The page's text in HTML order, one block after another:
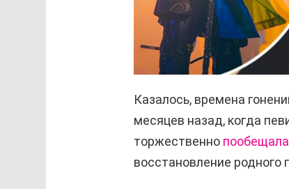
Казалось, времена
месяцев назад, когда
торжественно пообещала
восстановление родного